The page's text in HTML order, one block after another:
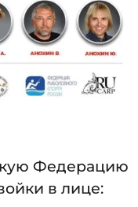
Федерацию
в лице: